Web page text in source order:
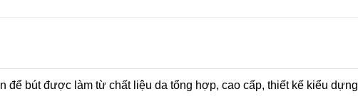
để bút được làm từ chất liệu da tổng hợp, cao cấp, thiết kế kiểu dựng